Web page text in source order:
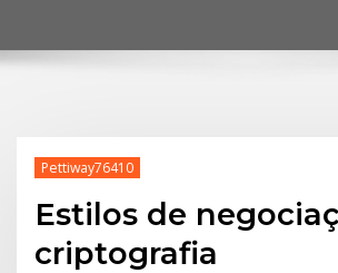
Pettiway76410
Estilos de
criptografia